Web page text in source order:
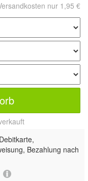
nur 1,95 €
Bezahlung nach